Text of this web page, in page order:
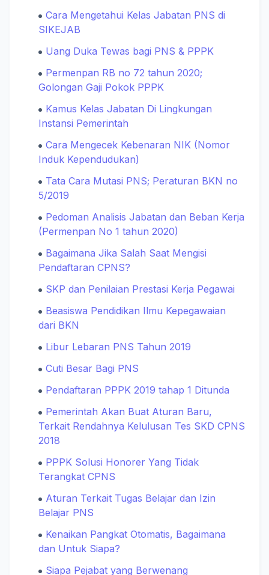
Cara Mengetahui Kelas Jabatan PNS di
SIKEJAB
Uang Duka Tewas bagi PNS & PPPK
Permenpan RB no 72 tahun 2020;
Golongan Gaji Pokok PPPK
Kamus Kelas Jabatan Di Lingkungan
Instansi Pemerintah
Cara Mengecek Kebenaran NIK (Nomor
Induk Kependudukan)
Tata Cara Mutasi PNS; Peraturan BKN no
5/2019
Pedoman Analisis Jabatan dan Beban Kerja
(Permenpan No 1 tahun 2020)
Bagaimana Jika Salah Saat Mengisi
Pendaftaran CPNS?
SKP dan Penilaian Prestasi Kerja Pegawai
Beasiswa Pendidikan Ilmu Kepegawaian
dari BKN
Libur Lebaran PNS Tahun 2019
Cuti Besar Bagi PNS
Pendaftaran PPPK 2019 tahap 1 Ditunda
Pemerintah Akan Buat Aturan Baru,
Terkait Rendahnya Kelulusan Tes SKD CPNS
2018
PPPK Solusi Honorer Yang Tidak
Terangkat CPNS
Aturan Terkait Tugas Belajar dan Izin
Belajar PNS
Kenaikan Pangkat Otomatis, Bagaimana
dan Untuk Siapa?
Siapa Pejabat yang Berwenang